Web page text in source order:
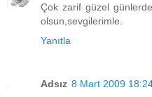
Çok zarif güzel
olsun,sevgilerimle.
Yanıtla
Adsız 8 Mart 2009